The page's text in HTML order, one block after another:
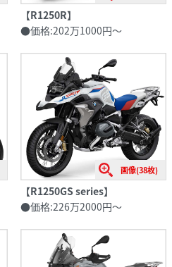
【R1250R】
●価格:202万1000円～
画像(38枚)
【R1250GS series】
●価格:226万2000円〜